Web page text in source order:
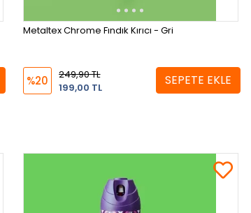
Metaltex Chrome Fındık Kırıcı - Gri
%20
249,90 TL
199,00 TL
SEPETE EKLE